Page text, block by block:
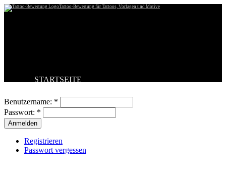
Tattoo-Bewertung für Tattoos, Vorlagen und Motive
STARTSEITE
BESTE TATTOOS
NEUESTE TATTOOS
KOMMENTARE
FORUM
Benutzername: *
Passwort: *
Registrieren
Passwort vergessen